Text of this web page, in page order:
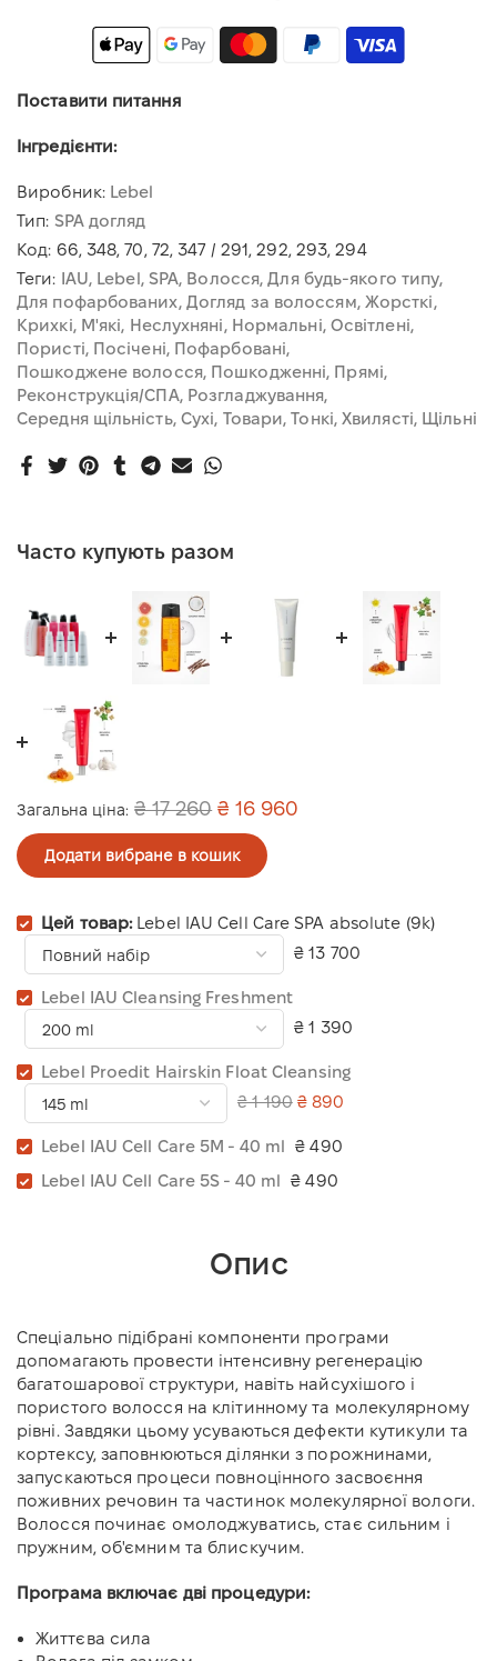
Поставити питання
Інгредієнти:
Виробник: Lebel
Тип: SPA догляд
Код: 66, 348, 70, 72, 347 / 291, 292, 293, 294
Теги: IAU Lebel SPA Волосся Для будь-якого типу
Для пофарбованих Догляд за волоссям Жорсткі
Крихкі М'які Неслухняні Нормальні Освітлені
Пористі Посічені Пофарбовані
Пошкоджене волосся Пошкодженні Прямі
Реконструкція/СПА Розгладжування
Середня щільність Сухі Товари Тонкі Хвилясті Щільні
Часто купують разом
Загальна ціна: ₴ 17 260 ₴ 16 960
Додати вибране в кошик
Цей товар:Lebel IAU Cell Care SPA absolute (9k)
₴ 13 700
Lebel IAU Cleansing Freshment
₴ 1 390
Lebel Proedit Hairskin Float Cleansing
₴ 1 190 ₴ 890
Lebel IAU Cell Care 5M - 40 ml
₴ 490
Lebel IAU Cell Care 5S - 40 ml
₴ 490
Опис
Спеціально підібрані компоненти програми
допомагають провести інтенсивну регенерацію
багатошарової структури, навіть найсухішого і
пористого волосся на клітинному та молекулярному
рівні. Завдяки цьому усуваються дефекти кутикули та
кортексу, заповнюються ділянки з порожнинами,
запускаються процеси повноцінного засвоєння
поживних речовин та частинок молекулярної вологи.
Волосся починає омолоджуватись, стає сильним і
пружним, об'ємним та блискучим.
Програма включає дві процедури:
Життєва сила